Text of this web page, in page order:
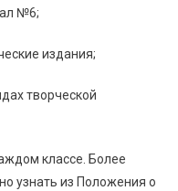
№6;
издания;
творческой
классе. Более
узнать из Положения о